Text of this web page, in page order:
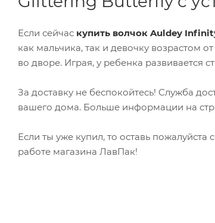
Если сейчас купить волчок Auldey
как мальчика, так и девочку возрастом
во дворе. Играя, у ребенка развивается
За доставку не беспокойтесь! Служба
вашего дома. Больше информации на
Если ты уже купил, то оставь
работе магазина ЛавПак!